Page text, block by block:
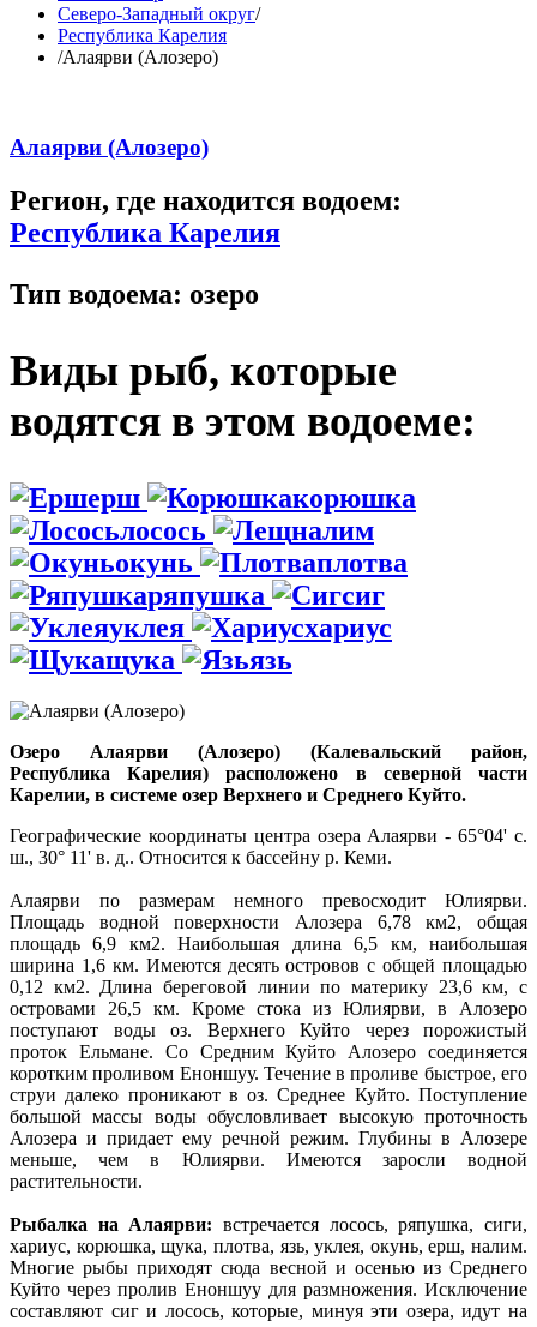
Северо-Западный округ/
Республика Карелия
/Алаярви (Алозеро)
Алаярви (Алозеро)
Регион, где находится водоем:
Республика Карелия
Тип водоема: озеро
Виды рыб, которые
водятся в этом водоеме:
ерш
корюшка
лосось
налим
окунь
плотва
ряпушка
сиг
уклея
хариус
щука
язь
Озеро Алаярви (Алозеро) (Калевальский район,
Республика Карелия) расположено в северной части
Карелии, в системе озер Верхнего и Среднего Куйто.
Географические координаты центра озера Алаярви - 65°04' с.
ш., 30° 11' в. д.. Относится к бассейну р. Кеми.
Алаярви по размерам немного превосходит Юлиярви.
Площадь водной поверхности Алозера 6,78 км2, общая
площадь 6,9 км2. Наибольшая длина 6,5 км, наибольшая
ширина 1,6 км. Имеются десять островов с общей площадью
0,12 км2. Длина береговой линии по материку 23,6 км, с
островами 26,5 км. Кроме стока из Юлиярви, в Алозеро
поступают воды оз. Верхнего Куйто через порожистый
проток Ельмане. Со Средним Куйто Алозеро соединяется
коротким проливом Еноншуу. Течение в проливе быстрое, его
струи далеко проникают в оз. Среднее Куйто. Поступление
большой массы воды обусловливает высокую проточность
Алозера и придает ему речной режим. Глубины в Алозере
меньше, чем в Юлиярви. Имеются заросли водной
растительности.
Рыбалка на Алаярви: встречается лосось, ряпушка, сиги,
хариус, корюшка, щука, плотва, язь, уклея, окунь, ерш, налим.
Многие рыбы приходят сюда весной и осенью из Среднего
Куйто через пролив Еноншуу для размножения. Исключение
составляют сиг и лосось, которые, минуя эти озера, идут на